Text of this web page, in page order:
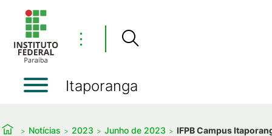
⋮
Itaporanga
Notícias 2023 Junho de 2023 IFPB Campus